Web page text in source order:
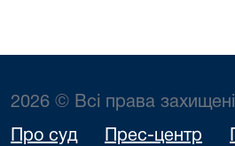
2026 © Всі права захищені
Про суд Прес-центр